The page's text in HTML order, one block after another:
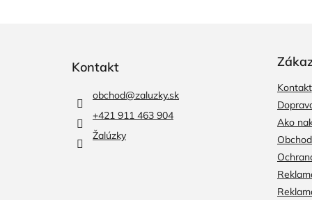
Kontakt
obchod@zaluzky.sk
+421 911 463 904
Žalúzky
Kontakt
Ako